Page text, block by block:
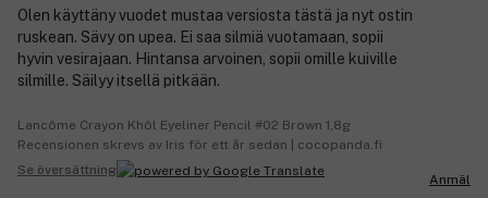
Olen käyttäny vuodet mustaa versiosta tästä ja nyt ostin
ruskean. Sävy on upea. Ei saa silmiä vuotamaan, sopii
hyvin vesirajaan. Hintansa arvoinen, sopii omille kuiville
silmille. Säilyy itsellä pitkään.
Lancôme Crayon Khôl Eyeliner Pencil #02 Brown 1,8g
Recensionen skrevs av Iris för ett år sedan | cocopanda.fi
Se översättning
Anmäl